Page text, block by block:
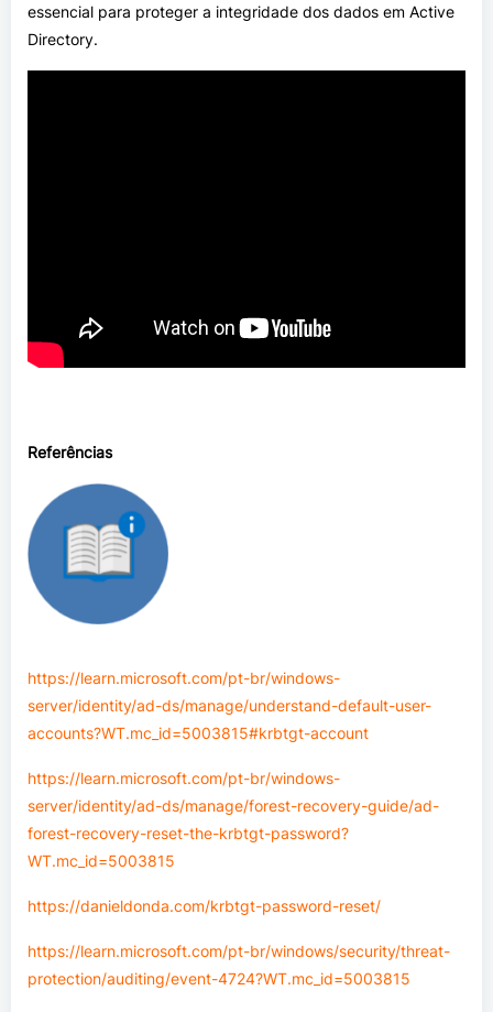
essencial para proteger a integridade dos dados em Active
Directory.
Referências
https://learn.microsoft.com/pt-br/windows-
server/identity/ad-ds/manage/understand-default-user-
accounts?WT.mc_id=5003815#krbtgt-account
https://learn.microsoft.com/pt-br/windows-
server/identity/ad-ds/manage/forest-recovery-guide/ad-
forest-recovery-reset-the-krbtgt-password?
WT.mc_id=5003815
https://danieldonda.com/krbtgt-password-reset/
https://learn.microsoft.com/pt-br/windows/security/threat-
protection/auditing/event-4724?WT.mc_id=5003815